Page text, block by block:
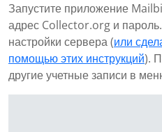
Запустите приложение
адрес Collector.org и
настройки сервера (или
помощью этих инструкций).
другие учетные записи в